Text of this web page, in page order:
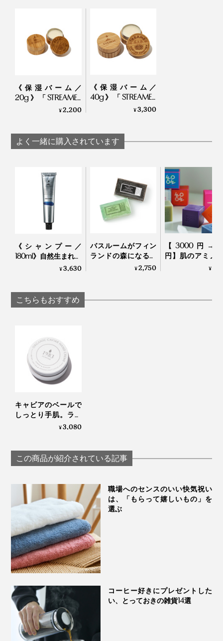
コーヒーの豆かすを使用。
発酵させたことで、コーヒー本来の成分よりも保湿力を
向上させながら、べたつかず、とろけるようなテクスチ
ャーが生まれました。
《保湿バーム／
20g》「STREAMER
COFFEE COMPANY」
肌・唇・髪の乾燥ケ
ア｜EVEREST
¥2,200
《保湿バーム／
40g》「STREAMER
COFFEE COMPANY」
肌・唇・髪の乾燥ケ
ア｜EVEREST
¥3,300
よく一緒に購入されています
《シャンプー／
180ml》自然生まれの
フルボ酸と高山植物
るノンシリコンシャ
ンプー｜EVEREST
¥3,630
バスルームがフィン
ランドの森になる、
「白樺の若葉」と
¥2,750
【3000円
円】肌のアミノ
近い「セリシン
¥
こちらもおすすめ
キャビアのベールで
しっとり手肌。ライ
トなつけ心地の
宮崎キャビア1983
¥3,080
この商品が紹介されている記事
職場へのセンスのいい快気祝い
は、「もらって嬉しいもの」を
選ぶ
コーヒー好きにプレゼントした
い、とっておきの雑貨14選